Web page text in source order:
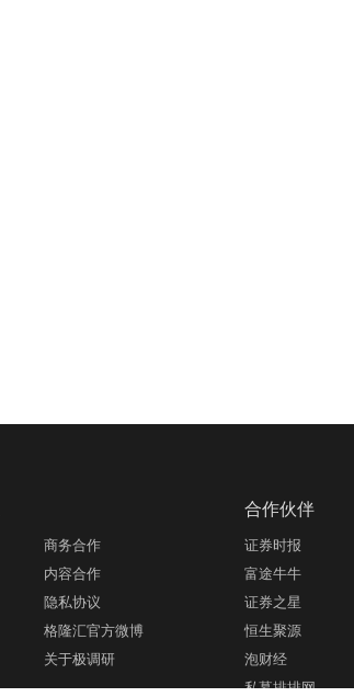
商务合作
内容合作
隐私协议
格隆汇官方微博
关于极调研
合作伙伴
证券时报
富途牛牛
证券之星
恒生聚源
泡财经
私募排排网